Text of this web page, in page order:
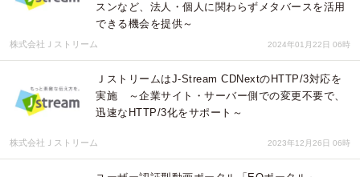
スンなど、法人・個人に関わらずメタバースを活用
できる機会を提供～
株式会社Ｊストリーム 2024年01月22日 06時
ＪストリームはJ-Stream CDNextのHTTP/3対応を
実施 ～企業サイト・サーバー側での変更不要で、
迅速なHTTP/3化をサポート～
株式会社Ｊストリーム 2023年12月26日 06時